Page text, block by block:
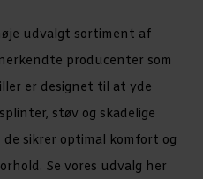
udvalgt sortiment af
producenter som
er designet til at yde
støv og skadelige
sikrer optimal komfort og
Se vores udvalg her